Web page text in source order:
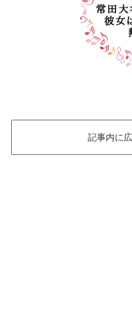
記事内に